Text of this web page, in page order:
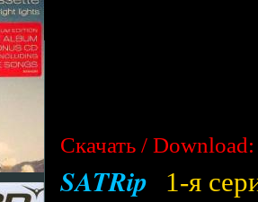
Скачать / Download:
SATRip 1-я